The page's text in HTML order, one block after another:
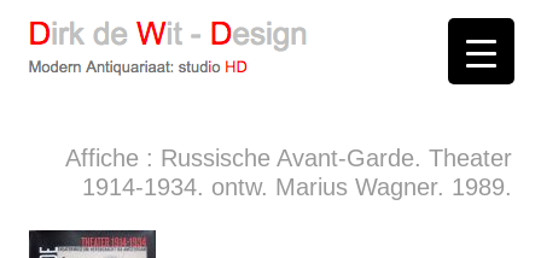
Dirk de Wit - Design
Modern Antiquariaat: studio HD
Affiche : Russische Avant-Garde. Theater
1914-1934. ontw. Marius Wagner. 1989.